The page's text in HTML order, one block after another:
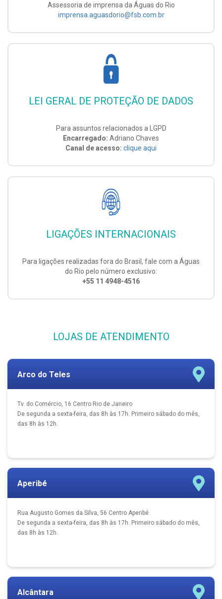
Assessoria de imprensa da Águas do Rio
imprensa.aguasdorio@fsb.com.br
LEI GERAL DE PROTEÇÃO DE DADOS
Para assuntos relacionados a LGPD
Encarregado: Adriano Chaves
Canal de acesso: clique aqui
LIGAÇÕES INTERNACIONAIS
Para ligações realizadas fora do Brasil, fale com a Águas
do Rio pelo número exclusivo:
+55 11 4948-4516
LOJAS DE ATENDIMENTO
Arco do Teles
Tv. do Comércio, 16 Centro Rio de Janeiro
De segunda a sexta-feira, das 8h às 17h. Primeiro sábado do mês,
das 8h às 12h.
Aperibé
Rua Augusto Gomes da Silva, 56 Centro Aperibé
De segunda a sexta-feira, das 8h às 17h. Primeiro sábado do mês,
das 8h às 12h.
Alcântara